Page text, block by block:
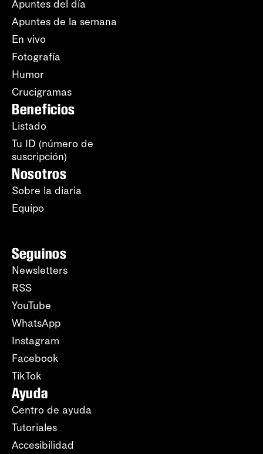
Apuntes del día
Apuntes de la semana
En vivo
Fotografía
Humor
Crucigramas
Beneficios
Listado
Tu ID (número de
suscripción)
Nosotros
Sobre la diaria
Equipo
Seguinos
Newsletters
RSS
YouTube
WhatsApp
Instagram
Facebook
TikTok
Ayuda
Centro de ayuda
Tutoriales
Accesibilidad